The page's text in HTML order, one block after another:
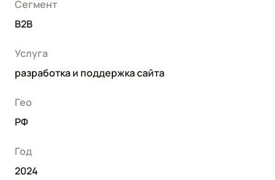
Сегмент
В2В
Услуга
разработка и поддержка сайта
Гео
РФ
Год
2024